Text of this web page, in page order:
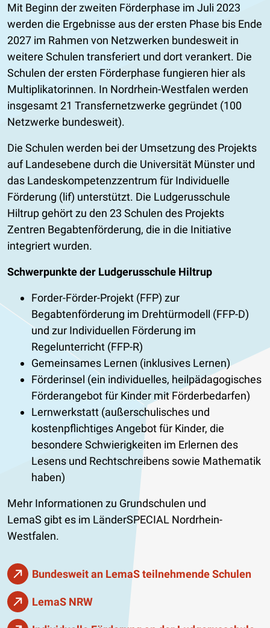
Mit Beginn der zweiten Förderphase im Juli 2023
werden die Ergebnisse aus der ersten Phase bis Ende
2027 im Rahmen von Netzwerken bundesweit in
weitere Schulen transferiert und dort verankert. Die
Schulen der ersten Förderphase fungieren hier als
Multiplikatorinnen. In Nordrhein-Westfalen werden
insgesamt 21 Transfernetzwerke gegründet (100
Netzwerke bundesweit).
Die Schulen werden bei der Umsetzung des Projekts
auf Landesebene durch die Universität Münster und
das Landeskompetenzzentrum für Individuelle
Förderung (lif) unterstützt. Die Ludgerusschule
Hiltrup gehört zu den 23 Schulen des Projekts
Zentren Begabtenförderung, die in die Initiative
integriert wurden.
Schwerpunkte der Ludgerusschule Hiltrup
Forder-Förder-Projekt (FFP) zur
Begabtenförderung im Drehtürmodell (FFP-D)
und zur Individuellen Förderung im
Regelunterricht (FFP-R)
Gemeinsames Lernen (inklusives Lernen)
Förderinsel (ein individuelles, heilpädagogisches
Förderangebot für Kinder mit Förderbedarfen)
Lernwerkstatt (außerschulisches und
kostenpflichtiges Angebot für Kinder, die
besondere Schwierigkeiten im Erlernen des
Lesens und Rechtschreibens sowie Mathematik
haben)
Mehr Informationen zu Grundschulen und
LemaS gibt es im LänderSPECIAL Nordrhein-
Westfalen.
Bundesweit an LemaS teilnehmende Schulen
LemaS NRW